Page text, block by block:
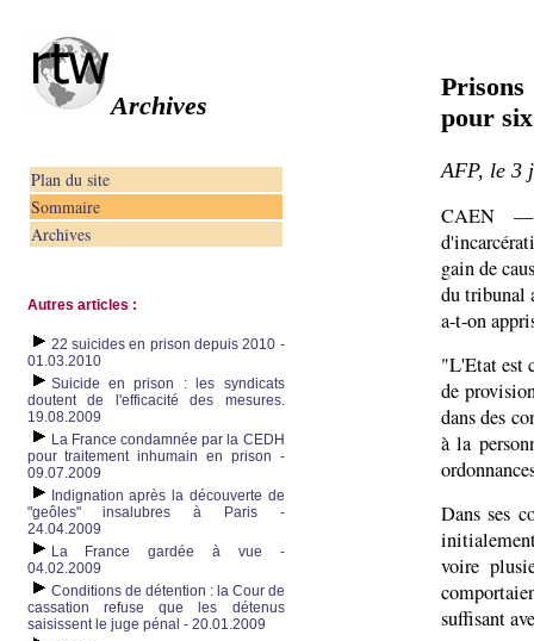
Archives
Plan du site
Sommaire
Archives
Autres articles :
22 suicides en prison depuis 2010 -
01.03.2010
Suicide en prison : les syndicats
doutent de l'efficacité des mesures.
19.08.2009
La France condamnée par la CEDH
pour traitement inhumain en prison -
09.07.2009
Indignation après la découverte de
"geôles" insalubres à Paris -
24.04.2009
La France gardée à vue -
04.02.2009
Conditions de détention : la Cour de
cassation refuse que les détenus
saisissent le juge pénal - 20.01.2009
pour
AFP, le 3
CAEN —
gain de
du tribunal
a-t-on
"L'Etat est
de
dans des
à la
Dans ses
voire
suffisant